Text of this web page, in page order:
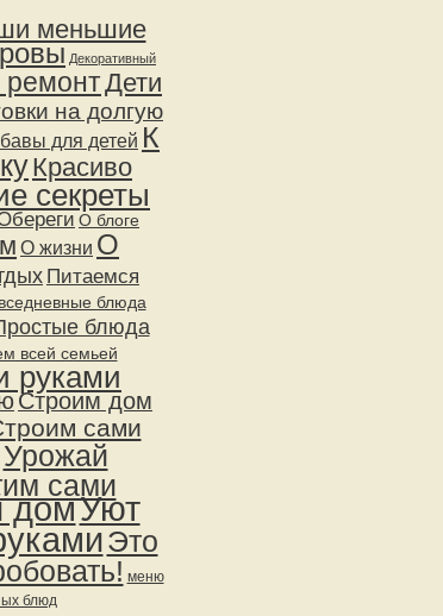
меньшие
Декоративный
Дети
на долгую
для детей К
Красиво
секреты
О блоге
О жизни О
Питаемся
блюда
блюда
всей семьей
руками
Строим дом
сами
Урожай
сами
домУют
Это
меню
блюд